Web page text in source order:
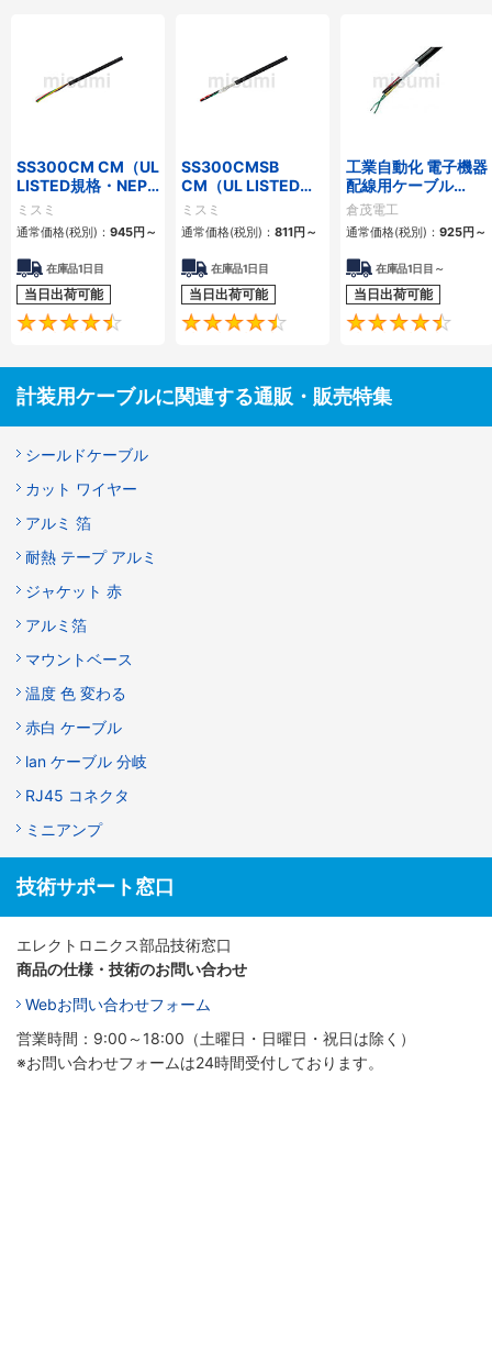
SS300CM CM（UL
LISTED規格・NEPA
対応） 細径
ミスミ
通常価格(税別)： 945円～
在庫品1日目
当日出荷可能
4.5
SS300CMSB
CM（UL LISTED規
格・NEPA対応） 細
径 シールド付
ミスミ
通常価格(税別)： 811円～
在庫品1日目
当日出荷可能
4.6
工業自動化 電子機器
配線用ケーブル
KVC-36シリーズ
倉茂電工
通常価格(税別)： 925円～
在庫品1日目～
当日出荷可能
計装用ケーブルに関連する通販・販売特集
シールドケーブル
カット ワイヤー
アルミ 箔
耐熱 テープ アルミ
ジャケット 赤
アルミ箔
マウントベース
温度 色 変わる
赤白 ケーブル
lan ケーブル 分岐
RJ45 コネクタ
ミニアンプ
技術サポート窓口
エレクトロニクス部品技術窓口
商品の仕様・技術のお問い合わせ
Webお問い合わせフォーム
営業時間：9:00～18:00（土曜日・日曜日・祝日は除く）
※お問い合わせフォームは24時間受付しております。